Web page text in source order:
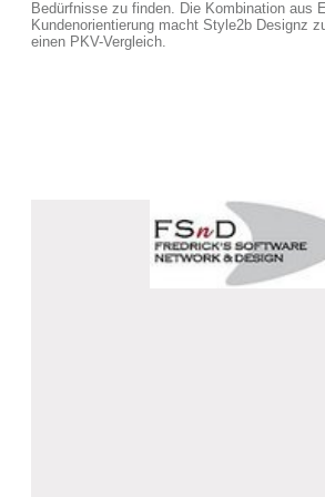
Bedürfnisse zu finden. Die Kombination aus
Kundenorientierung macht Style2b Designz
einen PKV-Vergleich.